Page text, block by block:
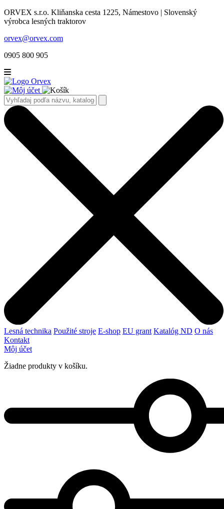
ORVEX s.r.o. Kliňanska cesta 1225, Námestovo | Slovenský
výrobca lesných traktorov
orvex@orvex.com
0905 800 905
Lesná technika Použité stroje E-shop EU grant Katalóg ND O nás
Kontakt
Môj účet
Žiadne produkty v košíku.